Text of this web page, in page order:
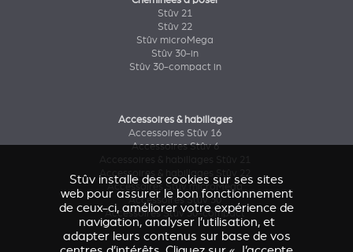
Stûv 21
Stûv 22
Stûv microMega
Stûv 30-in
Stûv 30-compact in
Accessoires & habillages
Accessoires Stûv 16
Accessoires Stûv 6
Accessoires & habillages Stûv 22
Accessoires Stûv microMega
Accessoires Stûv 30
Accessoires Stûv 30-compact
Stûv installe des cookies sur ses sites
web pour assurer le bon fonctionnement
de ceux-ci, améliorer votre expérience de
navigation, analyser l’utilisation, et
adapter leurs contenus sur base de vos